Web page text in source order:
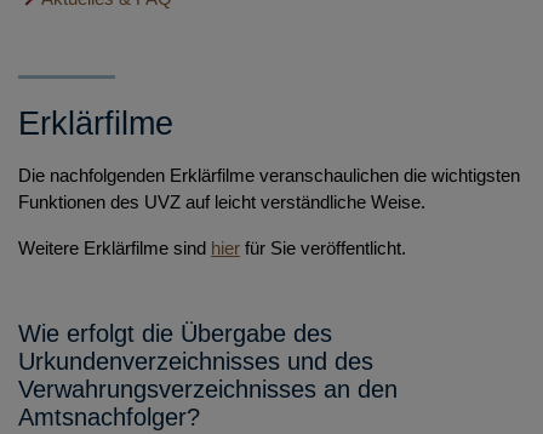
Hauptdokument
Dokument hinzufügen (Archivierung vorbereiten)
Dokument löschen oder gelöschtes Dokument
wiederherstellen
Archivierung
FAQ - Urkundenverzeichnis (UVZ)
FAQ - Elektronische Urkundensammlung
Fragen und Antworten aus dem Webinar vom 17. Juli
2025
Jahresabschluss 2025/2026
Erklärfilme
Die nachfolgenden Erklärfilme veranschaulichen die wichtigsten
Funktionen des UVZ auf leicht verständliche Weise.
Weitere Erklärfilme sind hier für Sie veröffentlicht.
Wie erfolgt die Übergabe des
Urkundenverzeichnisses und des
Verwahrungsverzeichnisses an den
Amtsnachfolger?